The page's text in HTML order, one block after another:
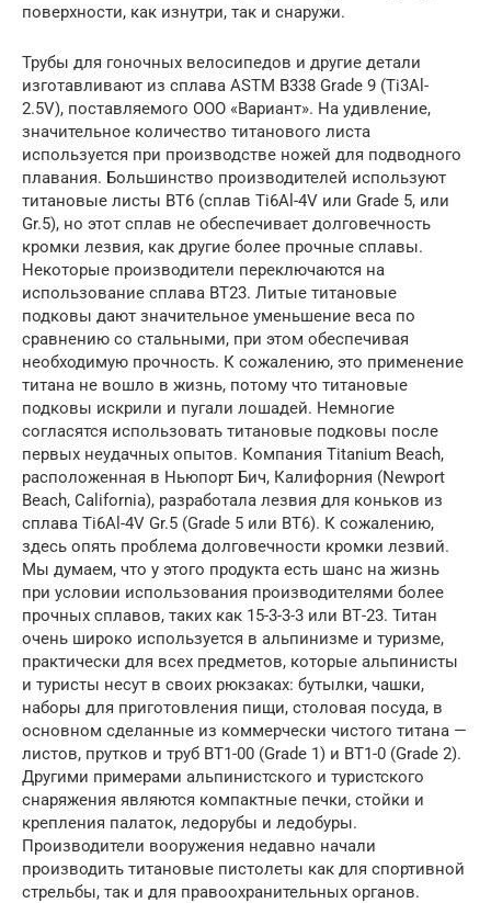
поверхности, как изнутри, так и снаружи.
Трубы для гоночных велосипедов и другие детали
изготавливают из сплава АSТМ B338 Grade 9 (Тi3Аl-
2.5V), поставляемого ООО «Вариант». На удивление,
значительное количество титанового листа
используется при производстве ножей для подводного
плавания. Большинство производителей используют
титановые листы ВТ6 (сплав Тi6Аl-4V или Grade 5, или
Gr.5), но этот сплав не обеспечивает долговечность
кромки лезвия, как другие более прочные сплавы.
Некоторые производители переключаются на
использование сплава ВТ23. Литые титановые
подковы дают значительное уменьшение веса по
сравнению со стальными, при этом обеспечивая
необходимую прочность. К сожалению, это применение
титана не вошло в жизнь, потому что титановые
подковы искрили и пугали лошадей. Немногие
согласятся использовать титановые подковы после
первых неудачных опытов. Компания Titanium Beach,
расположенная в Ньюпорт Бич, Калифорния (Newport
Beach, Саlifornia), разработала лезвия для коньков из
сплава Тi6Аl-4V Gr.5 (Grade 5 или ВТ6). К сожалению,
здесь опять проблема долговечности кромки лезвий.
Мы думаем, что у этого продукта есть шанс на жизнь
при условии использования производителями более
прочных сплавов, таких как 15-3-3-3 или ВТ-23. Титан
очень широко используется в альпинизме и туризме,
практически для всех предметов, которые альпинисты
и туристы несут в своих рюкзаках: бутылки, чашки,
наборы для приготовления пищи, столовая посуда, в
основном сделанные из коммерчески чистого титана —
листов, прутков и труб ВТ1-00 (Grade 1) и ВТ1-0 (Grade 2).
Другими примерами альпинистского и туристского
снаряжения являются компактные печки, стойки и
крепления палаток, ледорубы и ледобуры.
Производители вооружения недавно начали
производить титановые пистолеты как для спортивной
стрельбы, так и для правоохранительных органов.